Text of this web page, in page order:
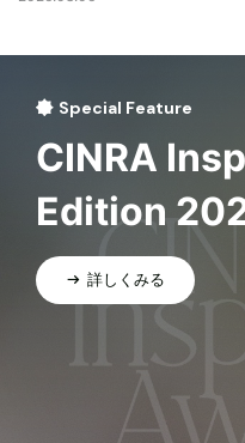
Special Feature
CINRA
Edition
詳しくみる